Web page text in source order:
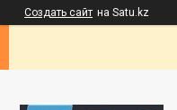
Создать сайт на Satu.kz